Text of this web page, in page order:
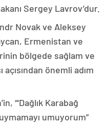
Sergey Lavrov’dur.
Novak ve Aleksey
Ermenistan ve
bölgede sağlam ve
önemli adım
“‘Dağlık Karabağ
umuyorum”